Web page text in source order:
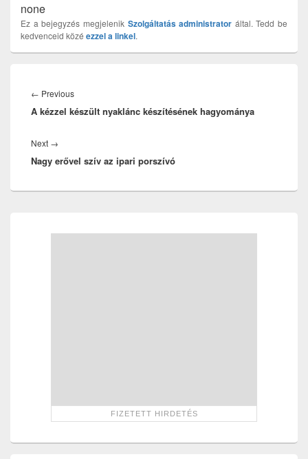
none
Ez a bejegyzés megjelenik Szolgáltatás administrator által. Tedd be
kedvenceid közé ezzel a linkel.
navigáció
← PreviousPrevious
post:
A kézzel készült nyaklánc készítésének hagyománya
Next →
post:
Nagy erővel szív az ipari porszívó